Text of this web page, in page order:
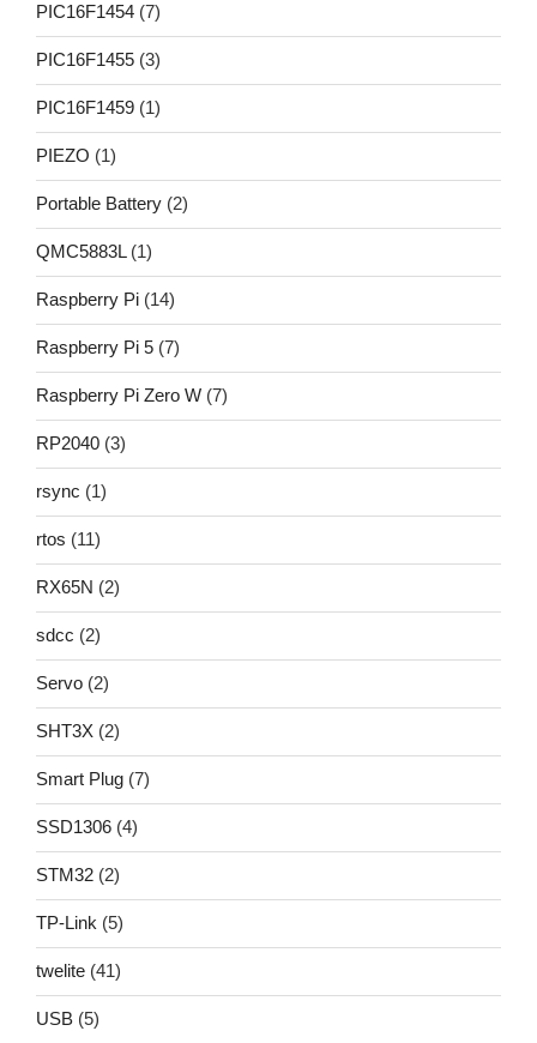
PIC16F1454 (7)
PIC16F1455 (3)
PIC16F1459 (1)
PIEZO (1)
Portable Battery (2)
QMC5883L(1)
Raspberry Pi (14)
Raspberry Pi 5 (7)
Raspberry Pi Zero W (7)
RP2040 (3)
rsync (1)
rtos (11)
RX65N (2)
sdcc (2)
Servo (2)
SHT3X (2)
Smart Plug (7)
SSD1306 (4)
STM32 (2)
TP-Link (5)
twelite (41)
USB (5)